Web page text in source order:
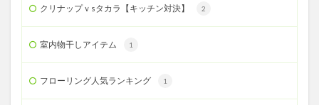
クリナップｖsタカラ【キッチン対決】 2
室内物干しアイテム 1
フローリング人気ランキング 1